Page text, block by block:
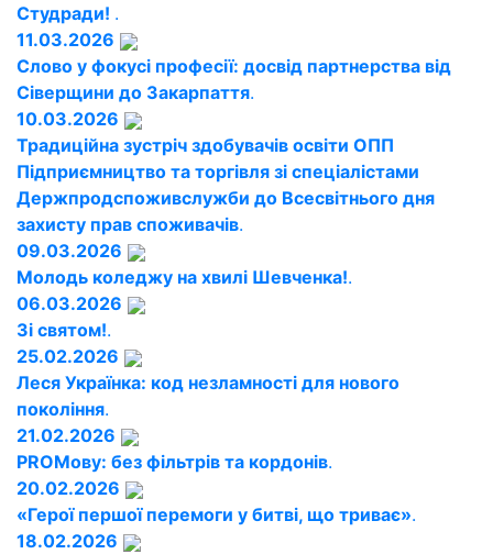
Студради! .
11.03.2026
Слово у фокусі професії: досвід партнерства від
Сіверщини до Закарпаття.
10.03.2026
Традиційна зустріч здобувачів освіти ОПП
Підприємництво та торгівля зі спеціалістами
Держпродспоживслужби до Всесвітнього дня
захисту прав споживачів.
09.03.2026
Молодь коледжу на хвилі Шевченка!.
06.03.2026
Зі святом!.
25.02.2026
Леся Українка: код незламності для нового
покоління.
21.02.2026
PROМову: без фільтрів та кордонів.
20.02.2026
«Герої першої перемоги у битві, що триває».
18.02.2026